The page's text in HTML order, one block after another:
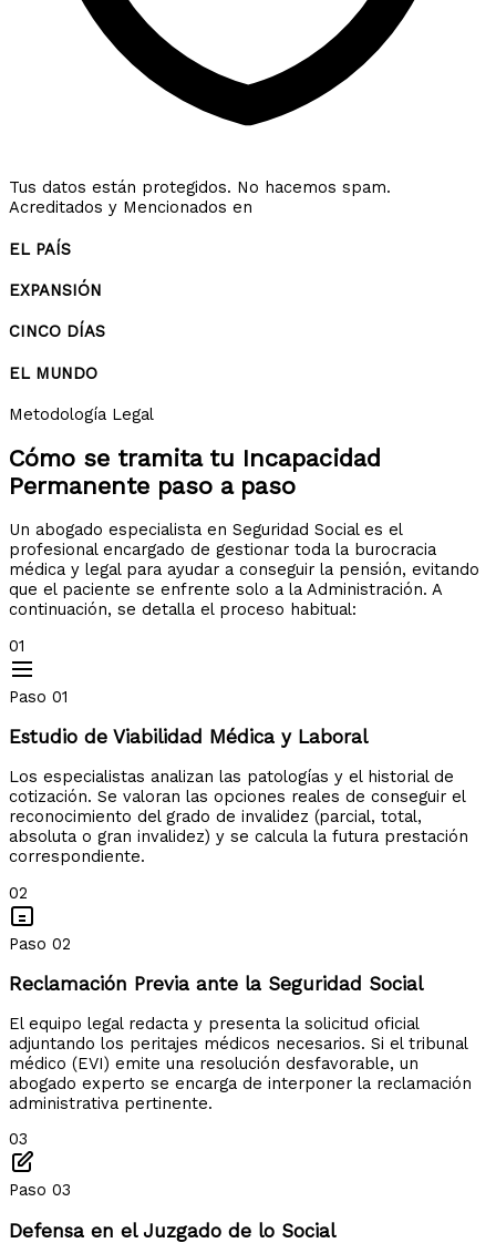
Tus datos están protegidos. No hacemos spam.
Acreditados y Mencionados en
EL PAÍS
EXPANSIÓN
CINCO DÍAS
EL MUNDO
Metodología Legal
Cómo se tramita tu Incapacidad
Permanente paso a paso
Un abogado especialista en Seguridad Social es el
profesional encargado de gestionar toda la burocracia
médica y legal para ayudar a conseguir la pensión, evitando
que el paciente se enfrente solo a la Administración. A
continuación, se detalla el proceso habitual:
01
Paso 01
Estudio de Viabilidad Médica y Laboral
Los especialistas analizan las patologías y el historial de
cotización. Se valoran las opciones reales de conseguir el
reconocimiento del grado de invalidez (parcial, total,
absoluta o gran invalidez) y se calcula la futura prestación
correspondiente.
02
Paso 02
Reclamación Previa ante la Seguridad Social
El equipo legal redacta y presenta la solicitud oficial
adjuntando los peritajes médicos necesarios. Si el tribunal
médico (EVI) emite una resolución desfavorable, un
abogado experto se encarga de interponer la reclamación
administrativa pertinente.
03
Paso 03
Defensa en el Juzgado de lo Social